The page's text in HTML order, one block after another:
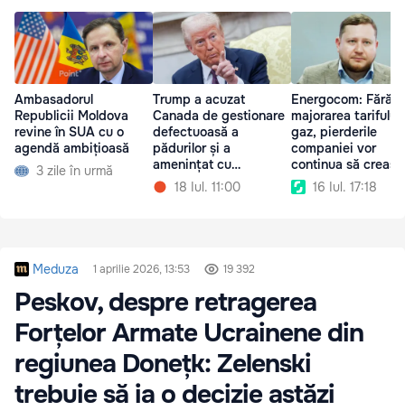
Ambasadorul
Republicii Moldova
revine în SUA cu o
agendă ambițioasă
3 zile în urmă
Trump a acuzat
Canada de gestionare
defectuoasă a
pădurilor și a
amenințat cu
majorarea tarifelor
18 Iul. 11:00
Energocom: Fără
majorarea tarifului
gaz, pierderile
companiei vor
continua să
16 Iul. 17:18
Meduza 1 aprilie 2026, 13:53 19 392
Peskov, despre retragerea
Forțelor Armate Ucrainene din
regiunea Donețk: Zelenski
trebuie să ia o decizie astăzi